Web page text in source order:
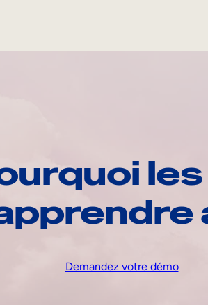
Demandez votre démo